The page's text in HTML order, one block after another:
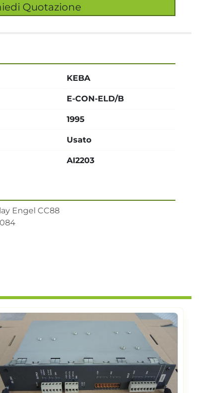
Quotazione
Engel CC88
KEBA
E-CON-ELD/B
1995
Usato
AI2203